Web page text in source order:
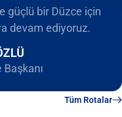
güçlü bir Düzce için
devam ediyoruz.
Tüm Rotalar